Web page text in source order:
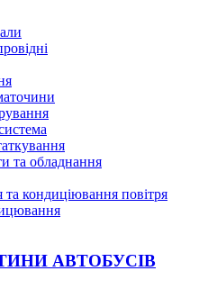
та обладнання
та кондиціювання повітря
АВТОБУСІВ